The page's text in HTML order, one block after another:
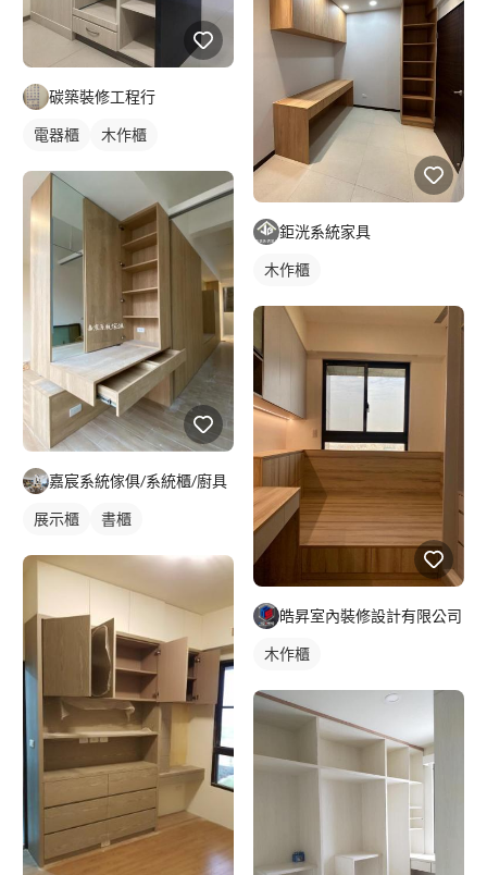
碳築裝修工程行
電器櫃 木作櫃
嘉宸系統傢俱/系統櫃/廚具
展示櫃 書櫃
鉅洸系統家具
木作櫃
皓昇室內裝修設計有限公司
木作櫃